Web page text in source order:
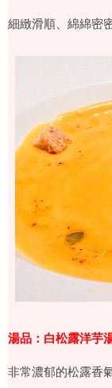
細緻滑順、綿綿密
湯品：白松露洋芋
非常濃郁的松露香